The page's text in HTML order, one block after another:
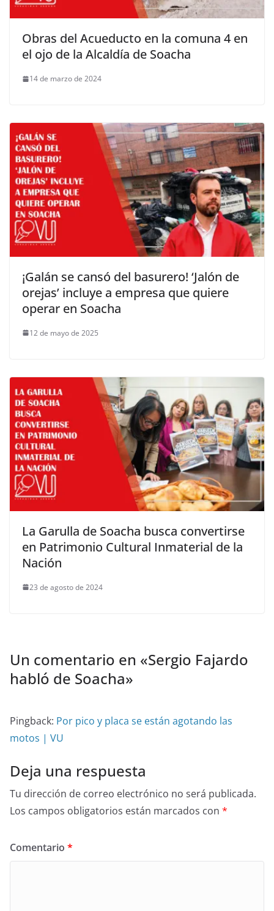
Obras del Acueducto en la comuna 4 en
el ojo de la Alcaldía de Soacha
14 de marzo de 2024
¡Galán se cansó del basurero! ‘Jalón de
orejas’ incluye a empresa que quiere
operar en Soacha
12 de mayo de 2025
La Garulla de Soacha busca convertirse
en Patrimonio Cultural Inmaterial de la
Nación
23 de agosto de 2024
Un comentario en «Sergio Fajardo
habló de Soacha»
Pingback: Por pico y placa se están agotando las
motos | VU
Deja una respuesta
Tu dirección de correo electrónico no será publicada.
Los campos obligatorios están marcados con *
Comentario *